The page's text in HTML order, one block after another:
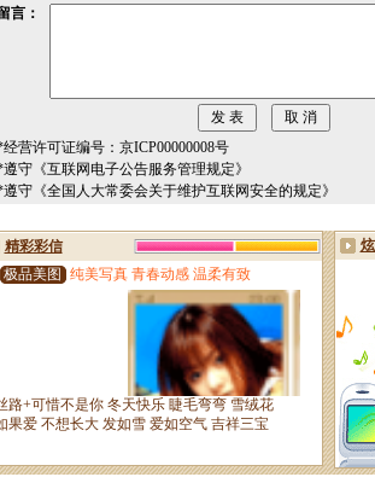
言：
营许可证编号：京ICP00000008号
守《互联网电子公告服务管理规定》
守《全国人大常委会关于维护互联网安全的规定》